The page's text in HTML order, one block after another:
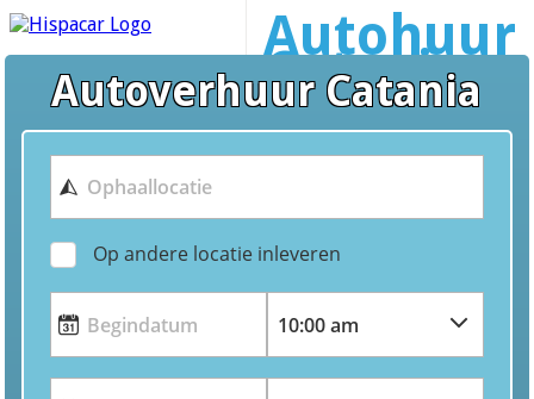
Autohuur
Catania
Autoverhuur Catania
Op andere locatie inleveren